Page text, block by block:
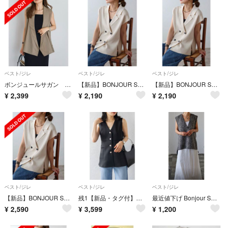
ベスト/ジレ
ボンジュールサガン カシュクールシアーベスト LIGHT-COCOA
¥ 2,399
ベスト/ジレ
【新品】BONJOUR SAGAN ラペルカラーニットベスト／キナリ
¥ 2,190
ベスト/ジレ
【新品】BONJOUR SAGAN ラペルカラーニットベスト／キナリ
¥ 2,190
ベスト/ジレ
【新品】BONJOUR SAGAN ラペルカラーニットベスト／キナリ
¥ 2,590
ベスト/ジレ
残1【新品・タグ付】ダンボールポンチペプラムベスト/BONJOUR SAGAN
¥ 3,599
ベスト/ジレ
最近値下げ Bonjour Sagan ボンジュールサガン ツイードベスト
¥ 1,200